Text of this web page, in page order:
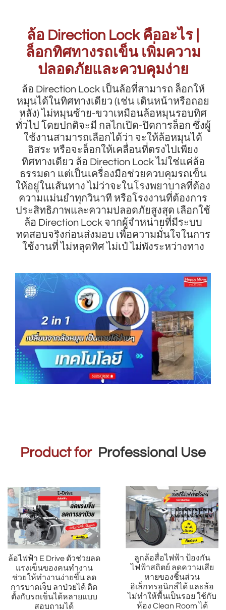
ล้อ Direction Lock คืออะไร |
ล็อกทิศทางรถเข็น เพิ่มความ
ปลอดภัยและควบคุมง่าย
ล้อ Direction Lock เป็นล้อที่สามารถ ล็อกให้
หมุนได้ในทิศทางเดียว (เช่น เดินหน้าหรือถอย
หลัง) ไม่หมุนซ้าย-ขวาเหมือนล้อหมุนรอบทิศ
ทั่วไป โดยปกติจะมี กลไกเปิด-ปิดการล็อก ซึ่งผู้
ใช้งานสามารถเลือกได้ว่า จะให้ล้อหมุนได้
อิสระ หรือจะล็อกให้เคลื่อนที่ตรงไปเพียง
ทิศทางเดียว ล้อ Direction Lock ไม่ใช่แค่ล้อ
ธรรมดา แต่เป็นเครื่องมือช่วยควบคุมรถเข็น
ให้อยู่ในเส้นทาง ไม่ว่าจะในโรงพยาบาลที่ต้อง
ความแม่นยำทุกวินาที หรือโรงงานที่ต้องการ
ประสิทธิภาพและความปลอดภัยสูงสุด เลือกใช้
ล้อ Direction Lock จากผู้จำหน่ายที่มีระบบ
ทดสอบจริงก่อนส่งมอบ เพื่อความมั่นใจในการ
ใช้งานที่ ไม่หลุดทิศ ไม่เป๋ ไม่พังระหว่างทาง
Product for Professional Use
ล้อไฟฟ้า E Drive ตัวช่วยลด
แรงเข็นของคนทำงาน
ช่วยให้ทำงานง่ายขึ้น ลด
การบาดเจ็บ ลาป่วยได้ ติด
ตั้งกับรถเข็นได้หลายแบบ
สอบถามได้
ลูกล้อสื่อไฟฟ้า ป้องกัน
ไฟฟ้าสถิตย์ ลดความเสีย
หายของชิ้นส่วน
อิเล็กทรอนิกส์ได้ และล้อ
ไม่ทำให้พื้นเป็นรอย ใช้กับ
ห้อง Clean Room ได้